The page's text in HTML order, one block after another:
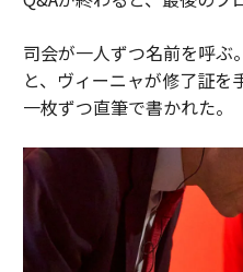
司会が一人ずつ名前を呼ぶ
と、ヴィーニャが修了証を
一枚ずつ直筆で書かれた。